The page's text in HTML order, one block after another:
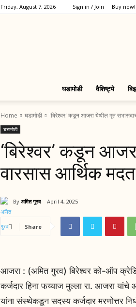
Friday, August 7, 2026 Sign in / Join Buy now!
घडामोडी वैशिष्ट्ये
Home घडामोडी 'बिरेश्वर' कडून आजरा येथील मृत
घडामोडी
‘बिरेश्वर’ कडून
वारसास आर्थिक मदत
By अमित गुरव April 4, 2025
Share
आजरा : (अमित गुरव) बिरेश्वर को-ऑप
कर्जदार हिना फय्याज मुल्ला रा. आजरा
यांना संस्थेकडून सदस्य कर्जदार मरणोत्तर